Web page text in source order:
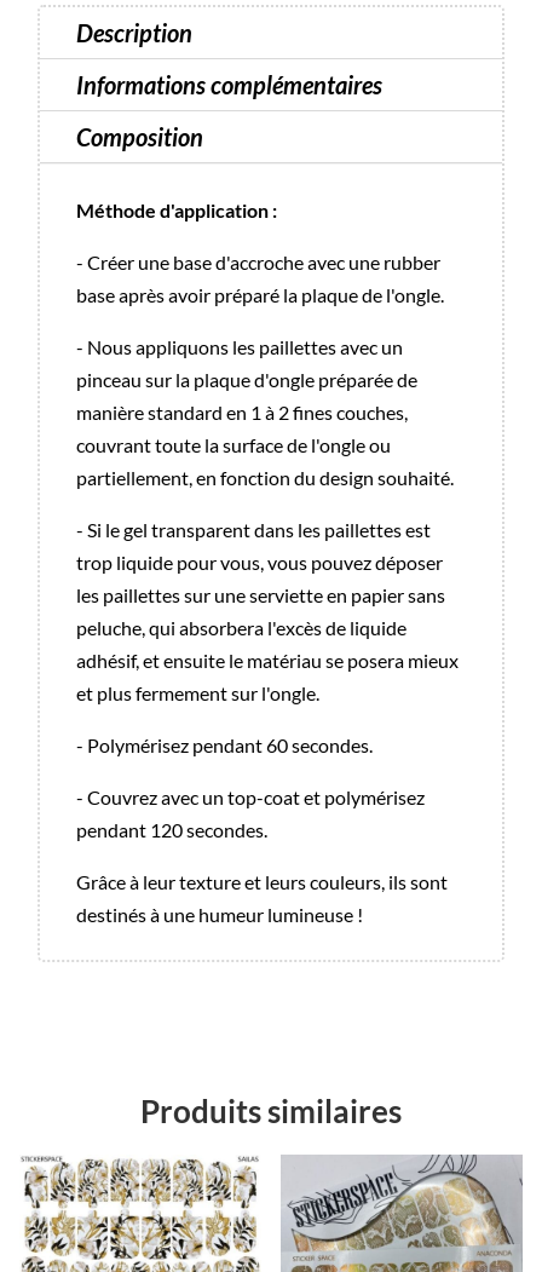
5
ml
Description
Informations complémentaires
Composition
Méthode d'application :
- Créer une base d'accroche avec une rubber
base après avoir préparé la plaque de l'ongle.
- Nous appliquons les paillettes avec un
pinceau sur la plaque d'ongle préparée de
manière standard en 1 à 2 fines couches,
couvrant toute la surface de l'ongle ou
partiellement, en fonction du design souhaité.
- Si le gel transparent dans les paillettes est
trop liquide pour vous, vous pouvez déposer
les paillettes sur une serviette en papier sans
peluche, qui absorbera l'excès de liquide
adhésif, et ensuite le matériau se posera mieux
et plus fermement sur l'ongle.
- Polymérisez pendant 60 secondes.
- Couvrez avec un top-coat et polymérisez
pendant 120 secondes.
Grâce à leur texture et leurs couleurs, ils sont
destinés à une humeur lumineuse !
Produits similaires
Promo ! Promo !